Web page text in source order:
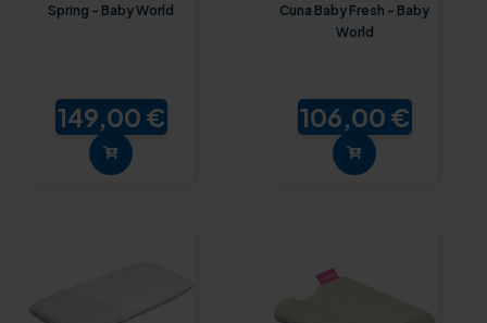
Spring - Baby World
149,00 €
Cuna Baby Fresh - Baby
World
106,00 €